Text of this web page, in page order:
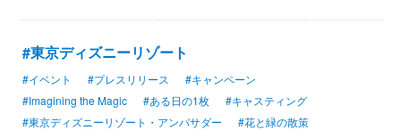
#東京ディズニーリゾート
#イベント #プレスリリース
#キャンペーン
#Imagining the Magic
#ある日の1枚
#キャスティング
#東京ディズニーリゾート・アンバサダー
#花と緑の散策